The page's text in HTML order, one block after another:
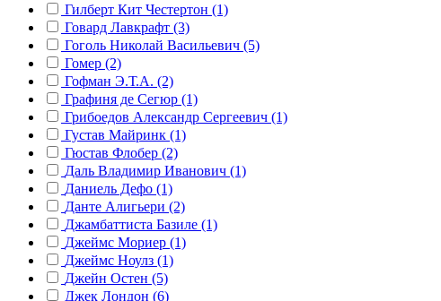
Гилберт Кит Честертон (1)
Говард Лавкрафт (3)
Гоголь Николай Васильевич (5)
Гомер (2)
Гофман Э.Т.А. (2)
Графиня де Сегюр (1)
Грибоедов Александр Сергеевич (1)
Густав Майринк (1)
Гюстав Флобер (2)
Даль Владимир Иванович (1)
Даниель Дефо (1)
Данте Алигьери (2)
Джамбаттиста Базиле (1)
Джеймс Мориер (1)
Джеймс Ноулз (1)
Джейн Остен (5)
Джек Лондон (6)